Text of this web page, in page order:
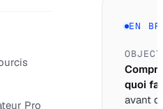
Pro
EN
quoi
avant